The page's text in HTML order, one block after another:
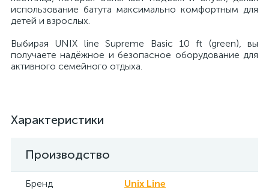
использование батута максимально комфортным для
детей и взрослых.
Выбирая UNIX line Supreme Basic 10 ft (green), вы
получаете надёжное и безопасное оборудование для
активного семейного отдыха.
Характеристики
Производство
Бренд Unix Line